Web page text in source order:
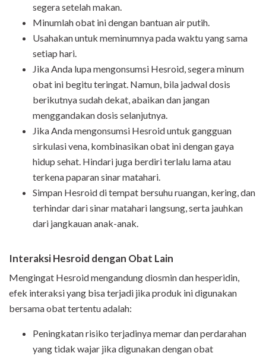
segera setelah makan.
Minumlah obat ini dengan bantuan air putih.
Usahakan untuk meminumnya pada waktu yang sama
setiap hari.
Jika Anda lupa mengonsumsi Hesroid, segera minum
obat ini begitu teringat. Namun, bila jadwal dosis
berikutnya sudah dekat, abaikan dan jangan
menggandakan dosis selanjutnya.
Jika Anda mengonsumsi Hesroid untuk gangguan
sirkulasi vena, kombinasikan obat ini dengan gaya
hidup sehat. Hindari juga berdiri terlalu lama atau
terkena paparan sinar matahari.
Simpan Hesroid di tempat bersuhu ruangan, kering, dan
terhindar dari sinar matahari langsung, serta jauhkan
dari jangkauan anak-anak.
Interaksi Hesroid dengan Obat Lain
Mengingat Hesroid mengandung diosmin dan hesperidin,
efek interaksi yang bisa terjadi jika produk ini digunakan
bersama obat tertentu adalah:
Peningkatan risiko terjadinya memar dan perdarahan
yang tidak wajar jika digunakan dengan obat